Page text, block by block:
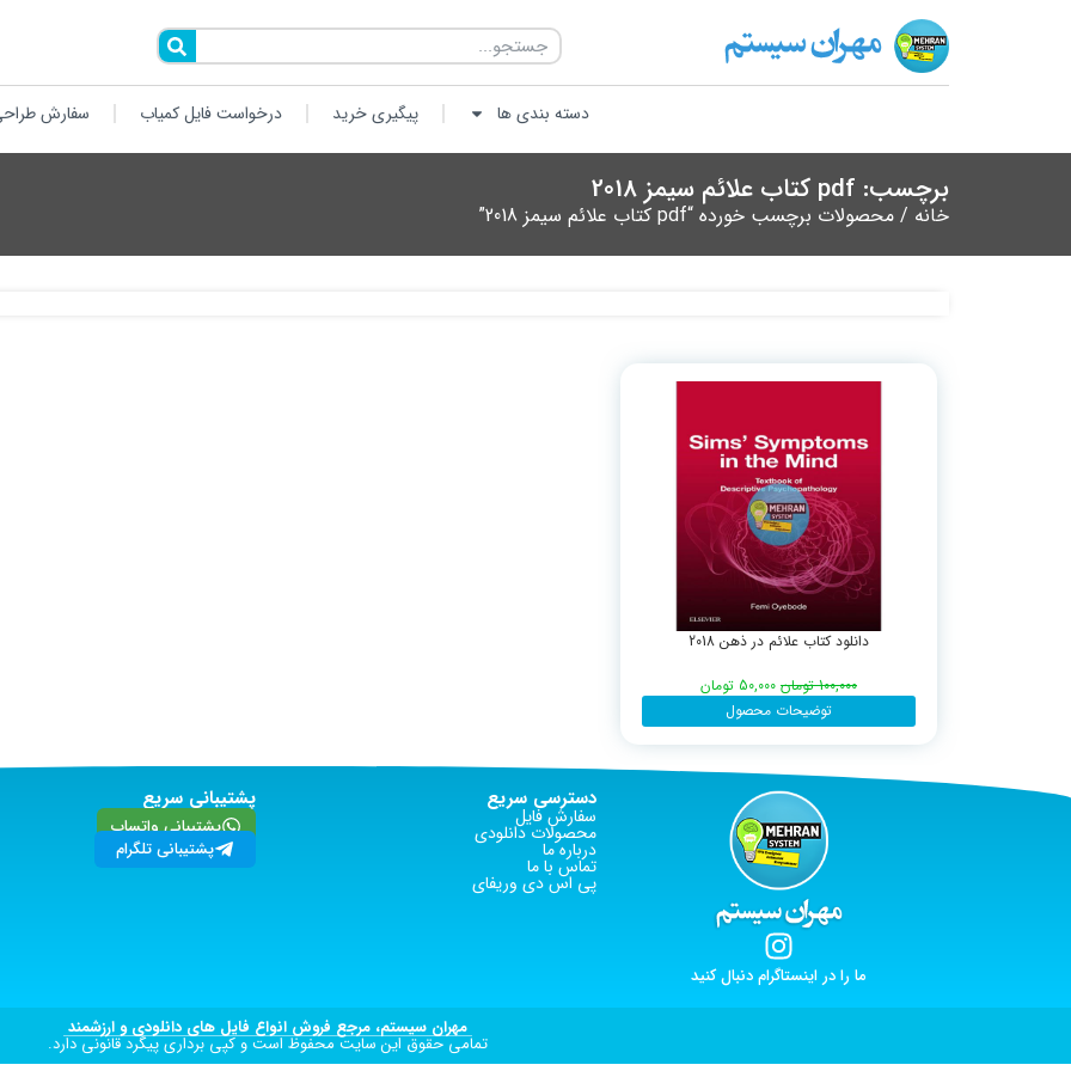
دسته بندی ها پیگیری خرید درخواست فایل کمیاب سفارش
برچسب: pdf کتاب علائم سیمز 2018
خانه / محصولات برچسب خورده “pdf کتاب علائم سیمز 2018”
دانلود کتاب علائم در ذهن 2018
100,000 تومان 50,000 تومان
توضیحات محصول
ما را در اینستاگرام دنبال کنید
دسترسی سریع
سفارش فایل
محصولات دانلودی
درباره ما
تماس با ما
پی اس دی وریفای
پشتیبانی سریع
پشتیبانی واتساپ
پشتیبانی تلگرام
مهران سیستم، مرجع فروش انواع فایل های دانلودی و ارزشمند
تمامی حقوق این سایت محفوظ است و کپی برداری پیگرد قانونی دارد.